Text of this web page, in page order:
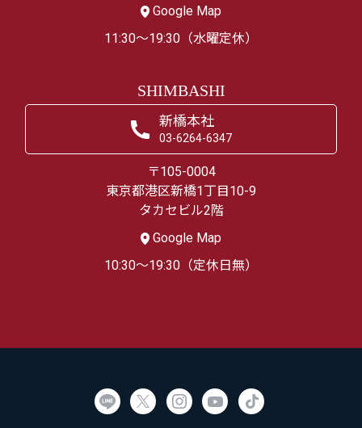
Google Map
11:30～19:30（水曜定休）
SHIMBASHI
新橋本社
03-6264-6347
〒105-0004
東京都港区新橋1丁目10-9
タカセビル2階
Google Map
10:30～19:30（定休日無）